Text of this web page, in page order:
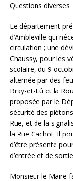
Questions diverses
Le département
d’Ambleville qui
circulation ; une
Chaussy, pour les
scolaire, du 9
alternée par des
Bray-et-Lû et la
proposée par le
sécurité des
Rue, et de la
la Rue Cachot. Il
d’être présente
d’entrée et de
Monsieur le Maire